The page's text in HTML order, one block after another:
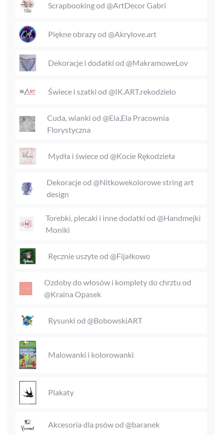
Scrapbooking od @ArtDecor Gabri
Piękne obrazy od @Akrylove.art
Dekoracje i dodatki od @MakramoweLov
Świece i szatki od @IK.ART.rekodzielo
Cuda, wianki od @Ela,Ela Pracownia
Florystyczna
Mydła i świece od @Kocie Rękodzieła
Dekoracje od @Nitkowekolorowe string art
design
Torebki, plecaki i inne dodatki od @Handmejki
Moniki
Ręcznie uszyte od @Fijałkowo
Ozdoby do włosów i komplety do chrztu od
@Kraina Opasek
Rysunki od @BobowskiART
Malowanki i kolorowanki
Plakaty
Akcesoria dla psów od @baranek